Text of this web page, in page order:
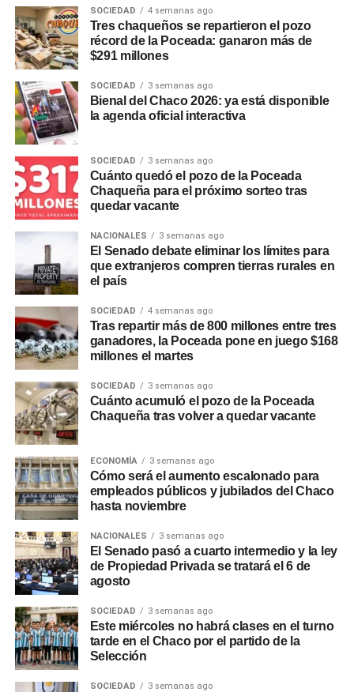
SOCIEDAD 4 semanas ago
Tres chaqueños se repartieron el pozo
récord de la Poceada: ganaron más de
$291 millones
SOCIEDAD 3 semanas ago
Bienal del Chaco 2026: ya está disponible
la agenda oficial interactiva
SOCIEDAD 3 semanas ago
Cuánto quedó el pozo de la Poceada
Chaqueña para el próximo sorteo tras
quedar vacante
NACIONALES 3 semanas ago
El Senado debate eliminar los límites para
que extranjeros compren tierras rurales en
el país
SOCIEDAD 4 semanas ago
Tras repartir más de 800 millones entre tres
ganadores, la Poceada pone en juego $168
millones el martes
SOCIEDAD 3 semanas ago
Cuánto acumuló el pozo de la Poceada
Chaqueña tras volver a quedar vacante
ECONOMÍA 3 semanas ago
Cómo será el aumento escalonado para
empleados públicos y jubilados del Chaco
hasta noviembre
NACIONALES 3 semanas ago
El Senado pasó a cuarto intermedio y la ley
de Propiedad Privada se tratará el 6 de
agosto
SOCIEDAD 3 semanas ago
Este miércoles no habrá clases en el turno
tarde en el Chaco por el partido de la
Selección
SOCIEDAD 3 semanas ago